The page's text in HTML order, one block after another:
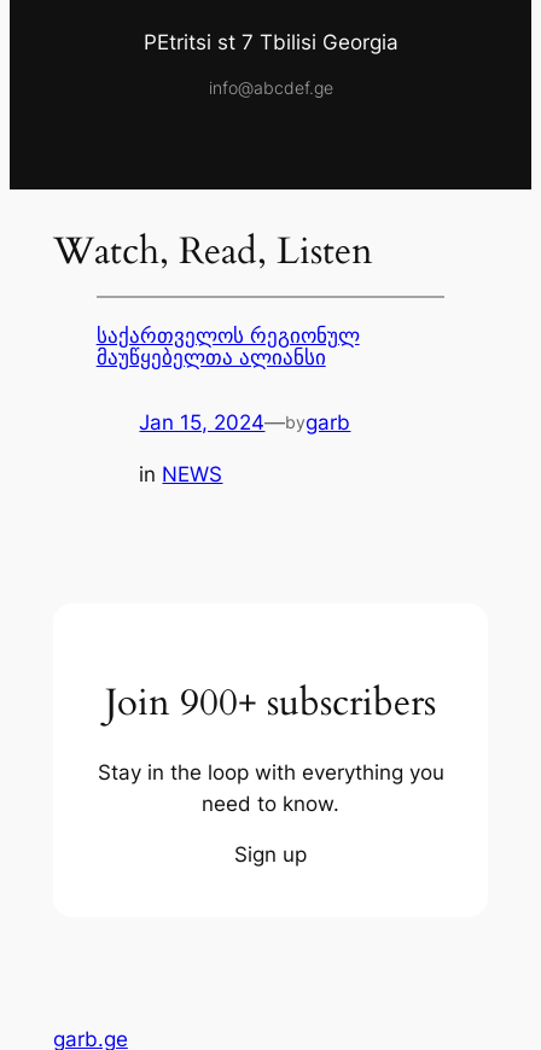
PEtritsi st 7 Tbilisi Georgia
info@abcdef.ge
Watch, Read, Listen
საქართველოს რეგიონულ
მაუწყებელთა ალიანსი
Jan 15, 2024—bygarb
in NEWS
Join 900+ subscribers
Stay in the loop with everything you
need to know.
Sign up
garb.ge